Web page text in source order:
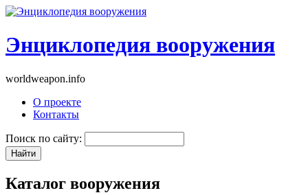
Энциклопедия вооружения
worldweapon.info
О проекте
Контакты
Поиск по сайту:
Каталог вооружения